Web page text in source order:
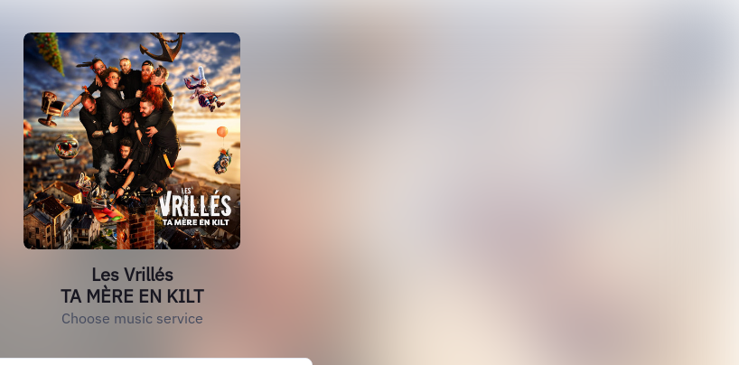
Les Vrillés
TA MÈRE EN KILT
Choose music service